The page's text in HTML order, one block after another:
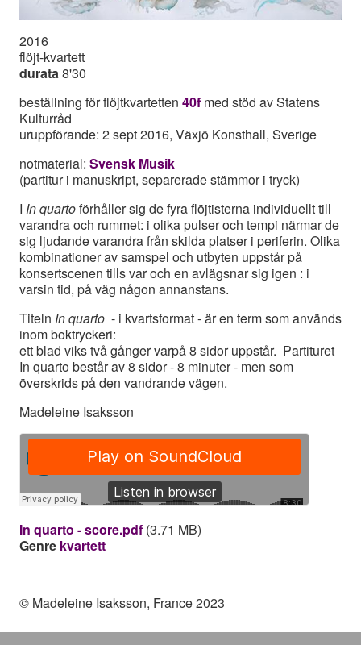
2016
flöjt-kvartett
durata8'30
beställning för flöjtkvartetten 40f med stöd av Statens
Kulturråd
uruppförande: 2 sept 2016, Växjö Konsthall, Sverige
notmaterial: Svensk Musik
(partitur i manuskript, separerade stämmor i tryck)
I In quartoförhåller sig de fyra flöjtisterna individuellt till
varandra och rummet: i olika pulser och tempi närmar de
sig ljudande varandra från skilda platser i periferin. Olika
kombinationer av samspel och utbyten uppstår på
konsertscenen tills var och en avlägsnar sig igen : i
varsin tid, på väg någon annanstans.
Titeln In quarto - i kvartsformat - är en term som används
inom boktryckeri:
ett blad viks två gånger varpå 8 sidor uppstår. Partituret
In quarto består av 8 sidor - 8 minuter - men som
överskrids på den vandrande vägen.
Madeleine Isaksson
In quarto - score.pdf (3.71 MB)
Genre kvartett
© Madeleine Isaksson, France 2023